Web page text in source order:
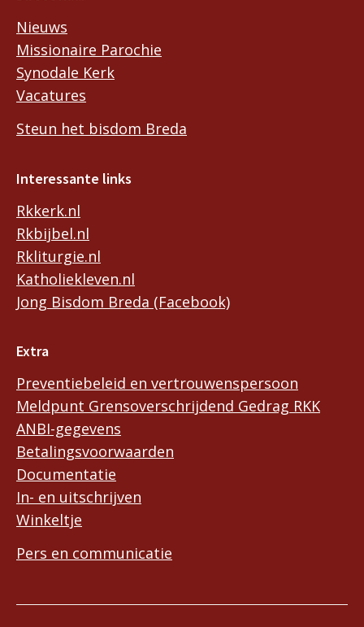
Nieuws
Missionaire Parochie
Synodale Kerk
Vacatures
Steun het bisdom Breda
Interessante links
Rkkerk.nl
Rkbijbel.nl
Rkliturgie.nl
Katholiekleven.nl
Jong Bisdom Breda (Facebook)
Extra
Preventiebeleid en vertrouwenspersoon
Meldpunt Grensoverschrijdend Gedrag RKK
ANBI-gegevens
Betalingsvoorwaarden
Documentatie
In- en uitschrijven
Winkeltje
Pers en communicatie